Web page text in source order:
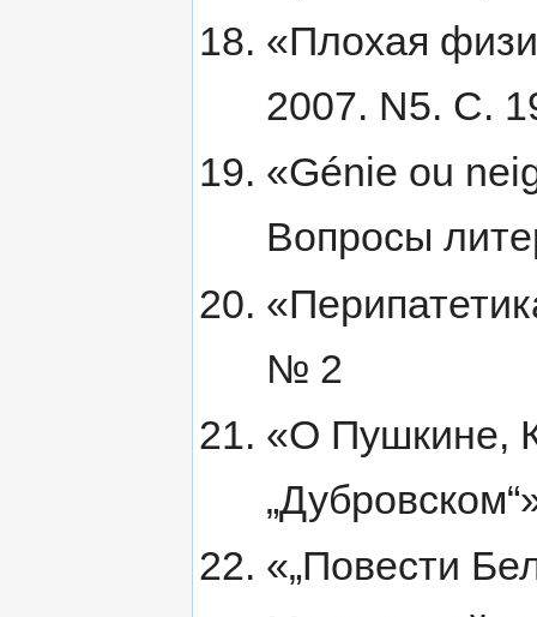
«Плохая
2007. N5. С.
«Génie ou
Вопросы
№ 2
«О Пушкине,
«„Повести